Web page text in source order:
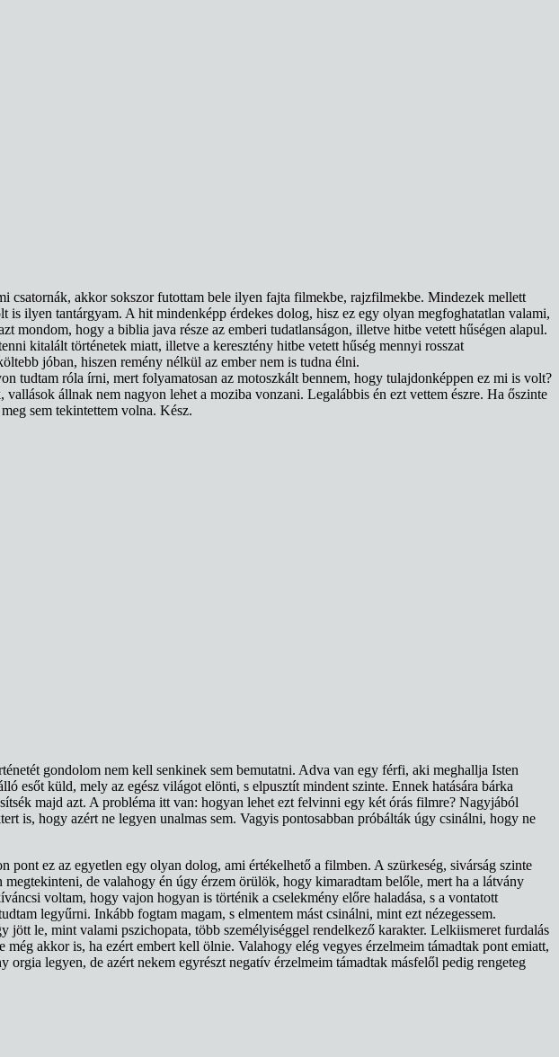
akkor sokszor futottam bele ilyen fajta filmekbe, rajzfilmekbe. Mindezek mellett
ilyen tantárgyam. A hit mindenképp érdekes dolog, hisz ez egy olyan megfoghatatlan valami,
mondom, hogy a biblia java része az emberi tudatlanságon, illetve hitbe vetett hűségen alapul.
kitalált történetek miatt, illetve a keresztény hitbe vetett hűség mennyi rosszat
jóban, hiszen remény nélkül az ember nem is tudna élni.
tudtam róla írni, mert folyamatosan az motoszkált bennem, hogy tulajdonképpen ez mi is volt?
állnak nem nagyon lehet a moziba vonzani. Legalábbis én ezt vettem észre. Ha őszinte
sem tekintettem volna. Kész.
gondolom nem kell senkinek sem bemutatni. Adva van egy férfi, aki meghallja Isten
esőt küld, mely az egész világot elönti, s elpusztít mindent szinte. Ennek hatására bárka
majd azt. A probléma itt van: hogyan lehet ezt felvinni egy két órás filmre? Nagyjából
is, hogy azért ne legyen unalmas sem. Vagyis pontosabban próbálták úgy csinálni, hogy ne
ez az egyetlen egy olyan dolog, ami értékelhető a filmben. A szürkeség, sivárság szinte
de valahogy én úgy érzem örülök, hogy kimaradtam belőle, mert ha a látvány
voltam, hogy vajon hogyan is történik a cselekmény előre haladása, s a vontatott
legyűrni. Inkább fogtam magam, s elmentem mást csinálni, mint ezt nézegessem.
le, mint valami pszichopata, több személyiséggel rendelkező karakter. Lelkiismeret furdalás
akkor is, ha ezért embert kell ölnie. Valahogy elég vegyes érzelmeim támadtak pont emiatt,
legyen, de azért nekem egyrészt negatív érzelmeim támadtak másfelől pedig rengeteg